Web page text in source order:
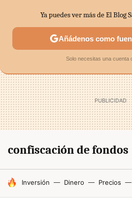
SECTORES ECONOMÍA
confiscación de fondos
HOY SE HABLA DE
Inversión Dinero Precios
Ya puedes ver más de El Blog
Añádenos como
Solo necesitas una cuenta